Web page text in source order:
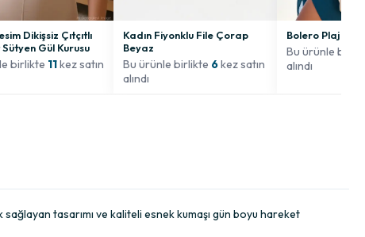
Dikişsiz Çıtçıtlı
Gül Kurusu
birlikte 11kez satın
Kadın Fiyonklu File Çorap
Beyaz
Bu ürünle birlikte 6kez satın
alındı
Bolero Plaj
Bu ürünle
alındı
tasarımı ve kaliteli esnek kumaşı gün boyu hareket